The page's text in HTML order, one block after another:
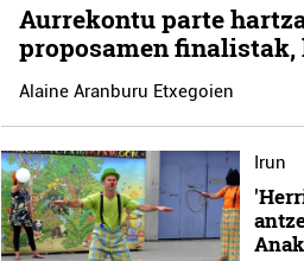
Aurrekontu parte
proposamen finalistak,
Alaine Aranburu Etxegoien
Irun